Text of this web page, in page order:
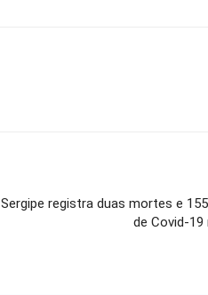
Sergipe registra duas mortes e
de Covid-